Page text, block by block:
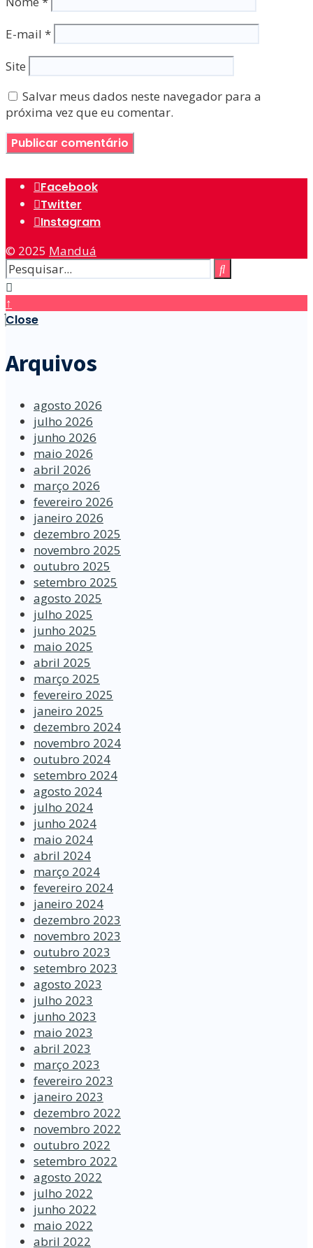
E-mail *
Site
Salvar meus dados neste navegador para a
próxima vez que eu comentar.
Facebook
Twitter
Instagram
© 2025 Manduá
↑
Close
Arquivos
agosto 2026
julho 2026
junho 2026
maio 2026
abril 2026
março 2026
fevereiro 2026
janeiro 2026
dezembro 2025
novembro 2025
outubro 2025
setembro 2025
agosto 2025
julho 2025
junho 2025
maio 2025
abril 2025
março 2025
fevereiro 2025
janeiro 2025
dezembro 2024
novembro 2024
outubro 2024
setembro 2024
agosto 2024
julho 2024
junho 2024
maio 2024
abril 2024
março 2024
fevereiro 2024
janeiro 2024
dezembro 2023
novembro 2023
outubro 2023
setembro 2023
agosto 2023
julho 2023
junho 2023
maio 2023
abril 2023
março 2023
fevereiro 2023
janeiro 2023
dezembro 2022
novembro 2022
outubro 2022
setembro 2022
agosto 2022
julho 2022
junho 2022
maio 2022
abril 2022